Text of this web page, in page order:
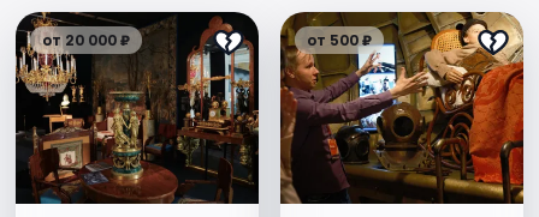
от 20 000 ₽ от 500 ₽